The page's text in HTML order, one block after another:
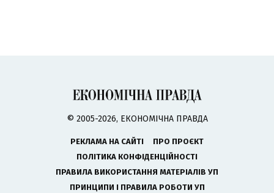
© 2005-2026, ЕКОНОМІЧНА ПРАВДА
РЕКЛАМА НА САЙТІ
ПРО ПРОЄКТ
ПОЛІТИКА КОНФІДЕНЦІЙНОСТІ
ПРАВИЛА ВИКОРИСТАННЯ МАТЕРІАЛІВ УП
ПРИНЦИПИ І ПРАВИЛА РОБОТИ УП